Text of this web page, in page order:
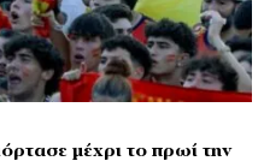
μέχρι το πρωί την